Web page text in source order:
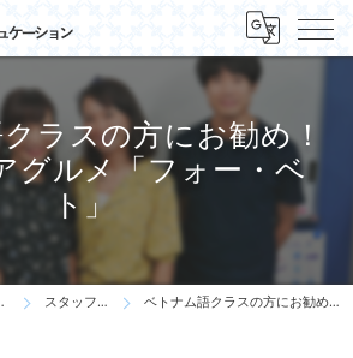
ラスの方にお勧め！
グルメ「フォー・ベ
ト」
ュケーション スタッフ・先生の一言 ベトナム語クラスの方にお勧め！池袋アジアグルメ「フォー・ベト」